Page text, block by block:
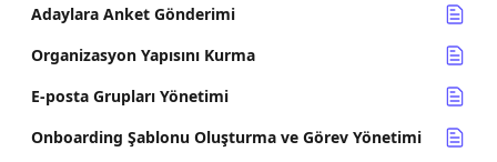
Adaylara Anket Gönderimi
Organizasyon Yapısını Kurma
E-posta Grupları Yönetimi
Onboarding Şablonu Oluşturma ve Görev Yönetimi